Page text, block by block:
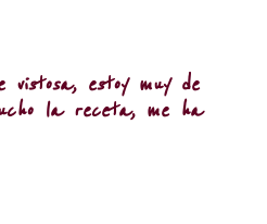
estoy muy de
la receta, me ha